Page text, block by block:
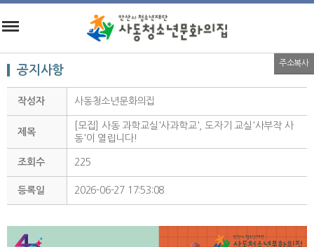
공지사항
주소복사
작성자 사동청소년문화의집
제목
[모집] 사동 과학교실'사과학교', 도자기 교실'사부작 사
동'이 열립니다!
조회수 225
등록일 2026-06-27 17:53:08